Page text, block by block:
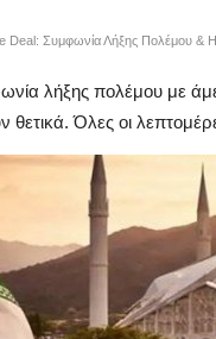
Deal: Συμφωνία Λήξης Πολέμου &
λήξης πολέμου με
Όλες οι